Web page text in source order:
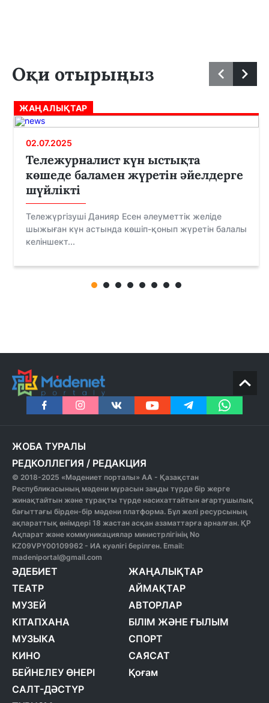
Оқи отырыңыз
ЖАҢАЛЫҚТАР
02.07.2025
Тележурналист күн ыстықта
көшеде баламен жүретін әйелдерге
шүйлікті
Тележүргізуші Данияр Есен әлеуметтік желіде
шыжыған күн астында көшіп-қонып жүретін балалы
келіншект...
ЖОБА ТУРАЛЫ
РЕДКОЛЛЕГИЯ / РЕДАКЦИЯ
© 2018-2025 «Мәдениет порталы» АА - Қазақстан
Республикасының мәдени мұрасын заңды түрде бір жерге
жинақтайтын және тұрақты түрде насихаттайтын ағартушылық
бағыттағы бірден-бір мәдени платформа. Бұл желі ресурсының
ақпараттық өнімдері 18 жастан асқан азаматтарға арналған. ҚР
Ақпарат және коммуникациялар министрлігінің No
KZ09VPY00109962 - ИА куәлігі берілген. Email:
madeniportal@gmail.com
ӘДЕБИЕТ
ТЕАТР
МУЗЕЙ
КІТАПХАНА
МУЗЫКА
КИНО
БЕЙНЕЛЕУ ӨНЕРІ
САЛТ-ДӘСТҮР
ЖАҢАЛЫҚТАР
АЙМАҚТАР
АВТОРЛАР
БІЛІМ ЖӘНЕ ҒЫЛЫМ
СПОРТ
САЯСАТ
Қоғам